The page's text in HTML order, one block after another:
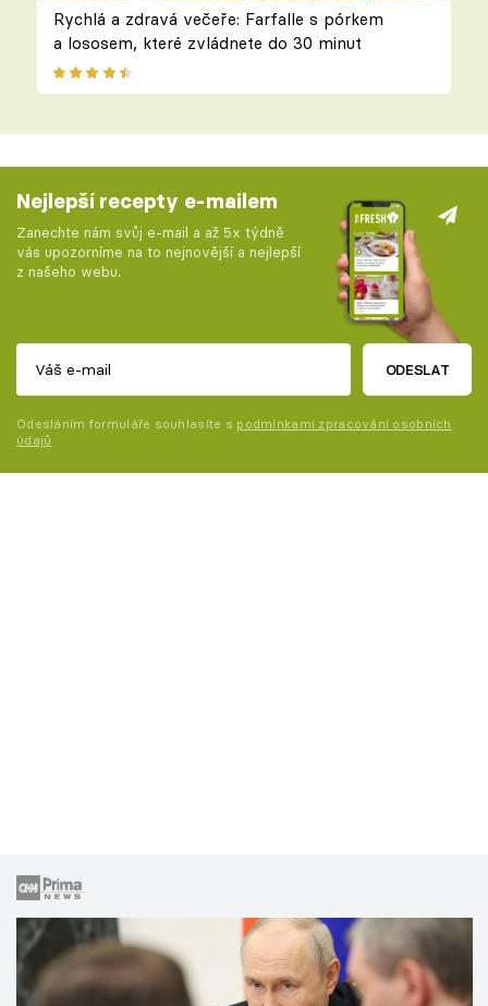
Rychlá a zdravá večeře: Farfalle s pórkem
a lososem, které zvládnete do 30 minut
Nejlepší recepty e-mailem
Zanechte nám svůj e-mail a až 5x týdně
vás upozorníme na to nejnovější a nejlepší
z našeho webu.
ODESLAT
Odesláním formuláře souhlasíte s podmínkami zpracování osobních
údajů